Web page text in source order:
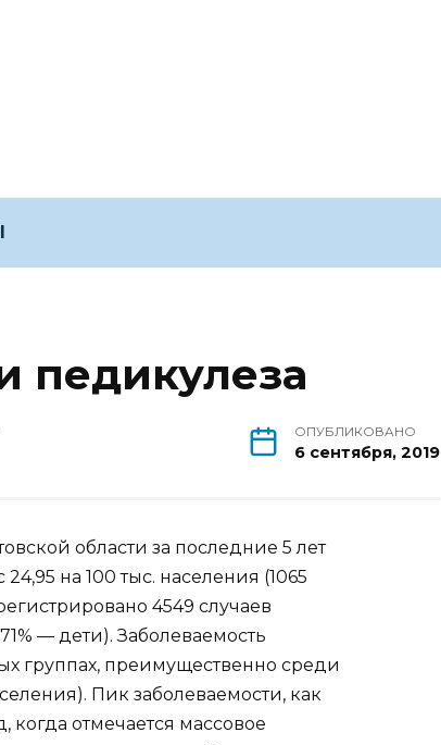
педикулеза
ОПУБЛИКОВАНО
6 сентября, 2019
области за последние 5 лет
на 100 тыс. населения (1065
4549 случаев
— дети). Заболеваемость
группах, преимущественно среди
Пик заболеваемости, как
отмечается массовое